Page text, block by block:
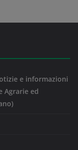
e informazioni
Agrarie ed